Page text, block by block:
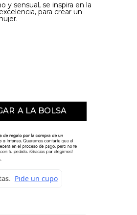
y sensual, se inspira en la
para crear un